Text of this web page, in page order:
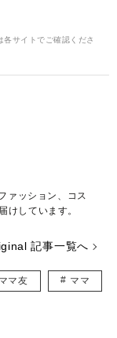
サイトでご確認くださ
ァッション、コス
けしています。
記事一覧へ
ママ友 ママ